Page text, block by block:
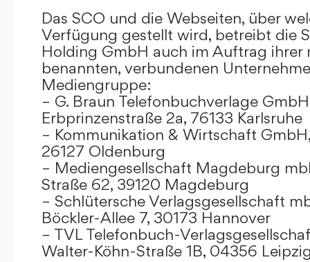
Das SCO und die Webseiten, über
Verfügung gestellt wird, betreibt die
Holding GmbH auch im Auftrag ihrer
benannten, verbundenen
Mediengruppe:
– G. Braun Telefonbuchverlage GmbH
Erbprinzenstraße 2a, 76133 Karlsruhe
– Kommunikation & Wirtschaft
26127 Oldenburg
– Mediengesellschaft Magdeburg
Straße 62, 39120 Magdeburg
– Schlütersche Verlagsgesellschaft
Böckler-Allee 7, 30173 Hannover
– TVL Telefonbuch-
Walter-Köhn-Straße 1B, 04356